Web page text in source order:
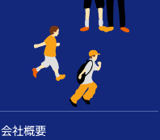
会社概要